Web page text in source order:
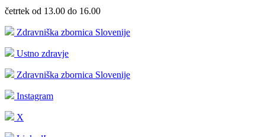
četrtek od 13.00 do 16.00
Zdravniška zbornica Slovenije
Ustno zdravje
Zdravniška zbornica Slovenije
Instagram
X